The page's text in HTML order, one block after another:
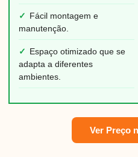
✓ Fácil montagem e
manutenção.
✓ Espaço otimizado que se
adapta a diferentes
ambientes.
Ver Preço